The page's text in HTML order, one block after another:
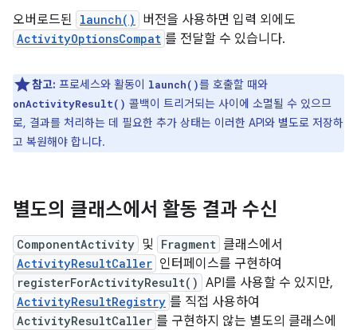
오버로드된 launch() 버전을 사용하면 입력 외에도
ActivityOptionsCompat 를 전달할 수 있습니다.
참고: 프로세스와 활동이 launch()를 호출할 때와
onActivityResult() 콜백이 트리거되는 사이에 소멸될 수 있으므
로, 결과를 처리하는 데 필요한 추가 상태는 이러한 API와 별도로 저장하
고 복원해야 합니다.
별도의 클래스에서 활동 결과 수신
ComponentActivity 및 Fragment 클래스에서
ActivityResultCaller 인터페이스를 구현하여
registerForActivityResult() API를 사용할 수 있지만,
ActivityResultRegistry 를 직접 사용하여
ActivityResultCaller 를 구현하지 않는 별도의 클래스에